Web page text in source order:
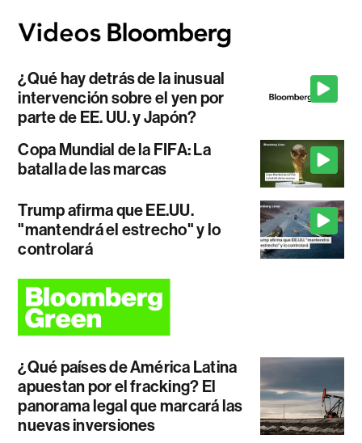
¿Qué hay detrás de la inusual
intervención sobre el yen por
parte de EE. UU. y Japón?
Copa Mundial de la FIFA: La
batalla de las marcas
Trump afirma que EE.UU.
"mantendrá el estrecho" y lo
controlará
¿Qué países de América Latina
apuestan por el fracking? El
panorama legal que marcará las
nuevas inversiones